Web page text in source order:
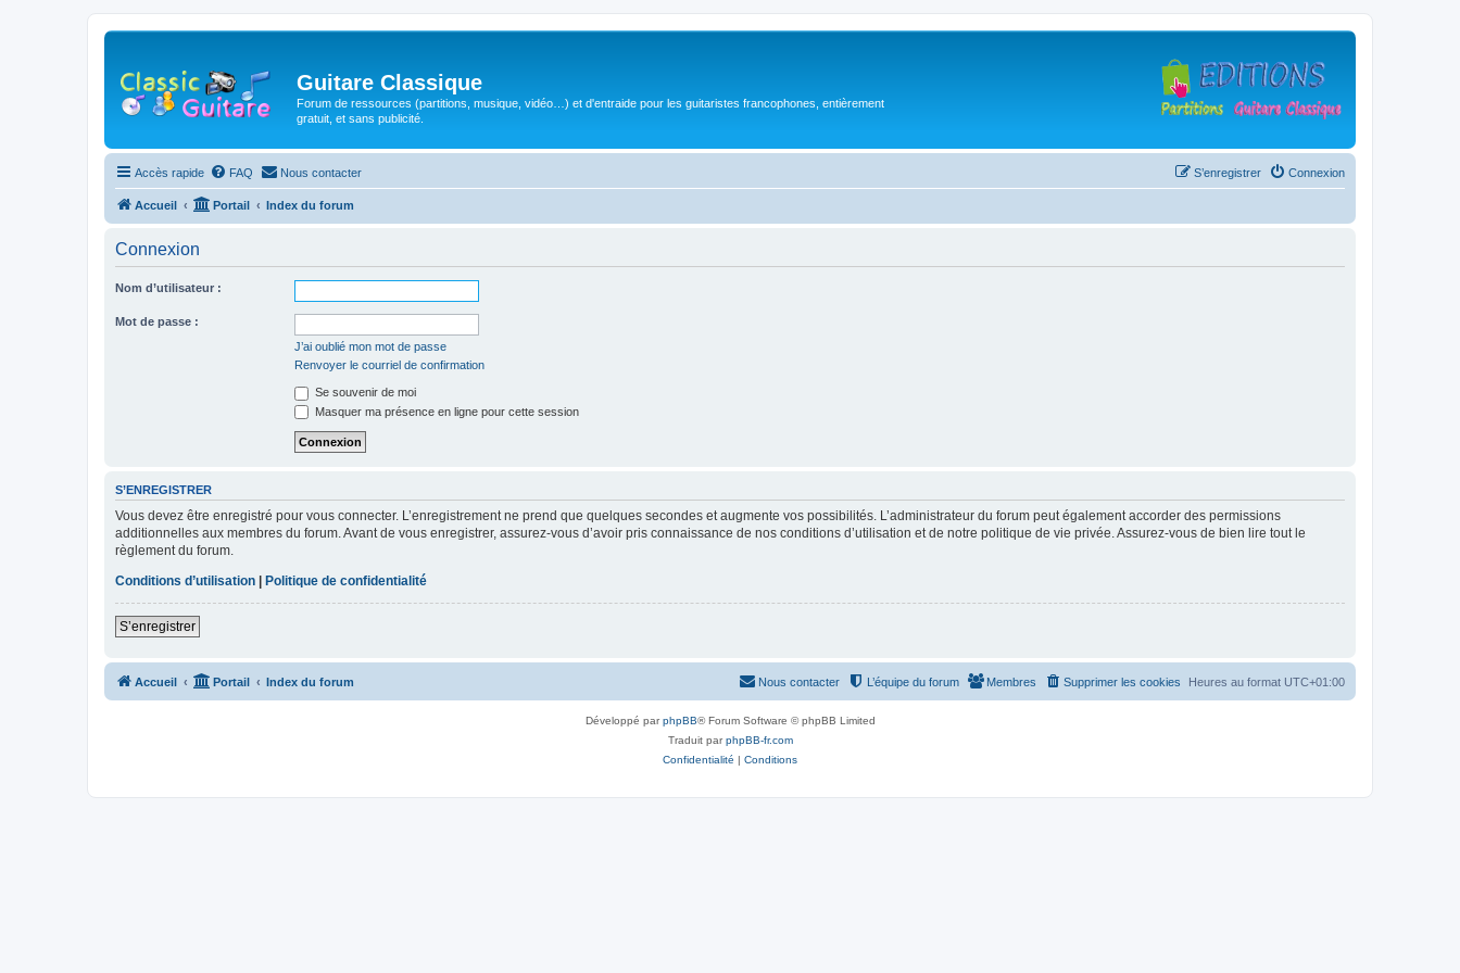
Guitare Classique
Forum de ressources (partitions, musique, vidéo…) et d'entraide pour les guitaristes francophones, entièrement
gratuit, et sans publicité.
Accès rapide FAQ Nous contacter Connexion
S’enregistrer
Accueil Portail Index du forum
Connexion
Nom d’utilisateur :
Mot de passe :
J’ai oublié mon mot de passe
Renvoyer le courriel de confirmation
Se souvenir de moi
Masquer ma présence en ligne pour cette session
S’ENREGISTRER
Vous devez être enregistré pour vous connecter. L’enregistrement ne prend que quelques secondes et augmente vos possibilités. L’administrateur du forum peut également accorder des permissions
additionnelles aux membres du forum. Avant de vous enregistrer, assurez-vous d’avoir pris connaissance de nos conditions d’utilisation et de notre politique de vie privée. Assurez-vous de bien lire tout le
règlement du forum.
Conditions d’utilisation | Politique de confidentialité
S’enregistrer
Accueil Portail Index du forum Heures au format UTC+01:00
Supprimer les cookies
Membres
L’équipe du forum
Nous contacter
Développé parphpBB® Forum Software © phpBB Limited
Traduit parphpBB-fr.com
Confidentialité | Conditions